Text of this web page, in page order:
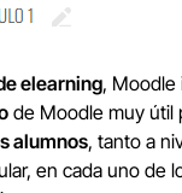
elearning, Moodle
de Moodle muy útil
alumnos, tanto a
en cada uno de